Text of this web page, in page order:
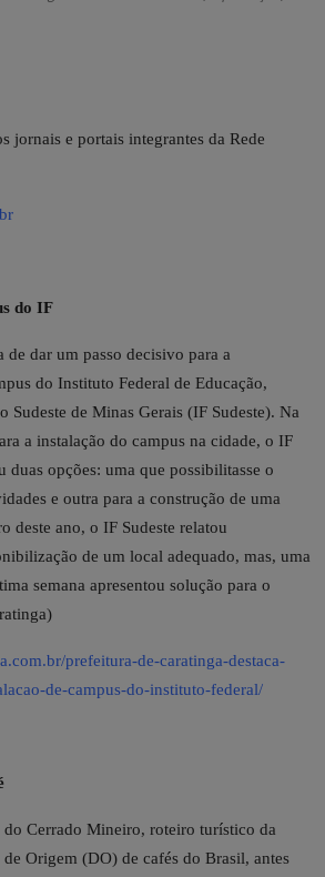
jornais e portais integrantes da Rede
do IF
de dar um passo decisivo para a
do Instituto Federal de Educação,
Sudeste de Minas Gerais (IF Sudeste). Na
a instalação do campus na cidade, o IF
duas opções: uma que possibilitasse o
e outra para a construção de uma
deste ano, o IF Sudeste relatou
de um local adequado, mas, uma
semana apresentou solução para o
prefeitura-de-caratinga-destaca-
de-campus-do-instituto-federal/
do Cerrado Mineiro, roteiro turístico da
Origem (DO) de cafés do Brasil, antes